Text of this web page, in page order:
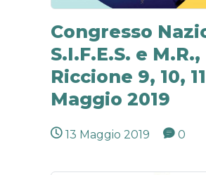
Congresso
S.I.F.E.S. e M.R.,
Riccione 9, 10, 11
Maggio 2019
13 Maggio 2019 0